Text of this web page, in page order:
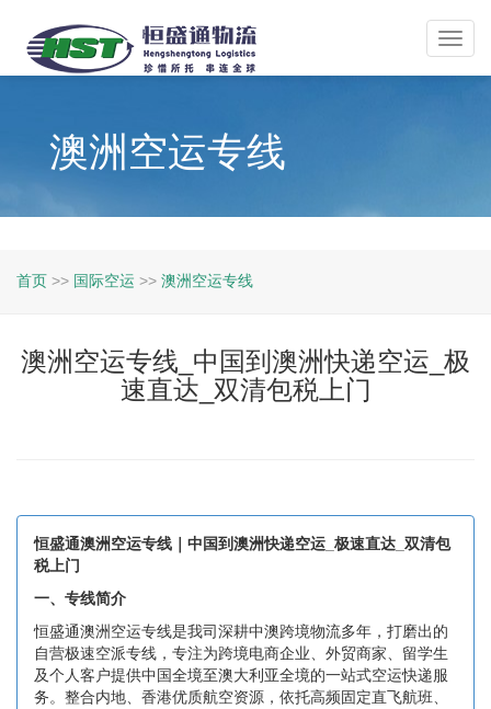
澳洲空运专线
首页 >> 国际空运 >> 澳洲空运专线
澳洲空运专线_中国到澳洲快递空运_极
速直达_双清包税上门
恒盛通澳洲空运专线｜中国到澳洲快递空运_极速直达_双清包
税上门
一、专线简介
恒盛通澳洲空运专线是我司深耕中澳跨境物流多年，打磨出的
自营极速空派专线，专注为跨境电商企业、外贸商家、留学生
及个人客户提供中国全境至澳大利亚全境的一站式空运快递服
务。整合内地、香港优质航空资源，依托高频固定直飞航班、